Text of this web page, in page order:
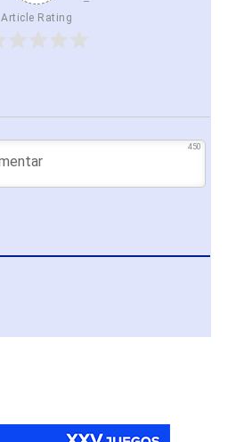
Article Rating
450